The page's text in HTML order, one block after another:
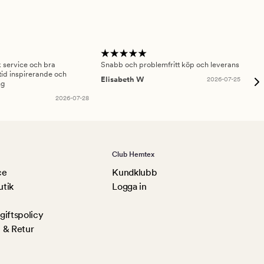
service och bra
inspirerande och
2026-07-28
Snabb och problemfritt köp och leverans
Elisabeth W
2026-07-25
Retur
Club Hemtex
Kundklubb
Logga in